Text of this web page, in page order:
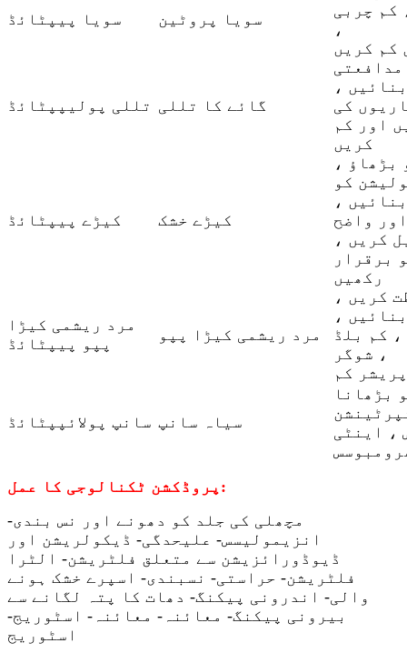
سویا پیپٹائڈ سویا پروٹین
کم چربی
،
کم کریں
تللی پولیپپٹائڈ گائے کا تللی
،
کی
اور کم
کریں
کیڑے پیپٹائڈ کیڑے خشک
بڑھاؤ ،
کو
،
واضح
کریں ،
برقرار
رکھیں
مرد ریشمی کیڑا
پپو پیپٹائڈ
مرد ریشمی کیڑا پپو
کریں ،
،
کم بلڈ
شوگر ،
کم
سانپ پولائپپٹائڈ سیاہ سانپ
، اینٹی
پروڈکشن ٹکنالوجی کا عمل:
مچھلی کی جلد کو دھونے اور نس بندی-
انزیمولیسس- علیحدگی- ڈیکولریشن اور
ڈیوڈورائزیشن سے متعلق فلٹریشن- الٹرا
فلٹریشن- حراستی- نسبندی- اسپرے خشک ہونے
والی- اندرونی پیکنگ- دھات کا پتہ لگانے سے
بیرونی پیکنگ- معائنہ- معائنہ- اسٹوریج-
اسٹوریج